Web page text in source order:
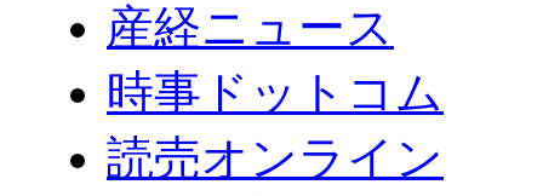
産経ニュース
時事ドットコム
読売オンライン